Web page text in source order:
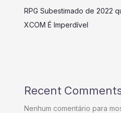
RPG Subestimado de 2022
XCOM É Imperdível
Recent
Nenhum comentário para